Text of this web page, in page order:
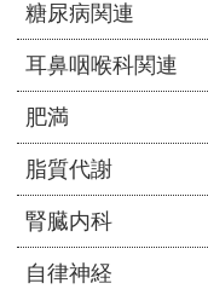
糖尿病関連
耳鼻咽喉科関連
肥満
脂質代謝
腎臓内科
自律神経